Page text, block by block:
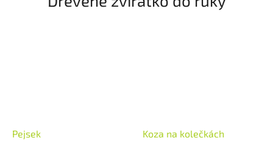
Pejsek Koza na kolečkách